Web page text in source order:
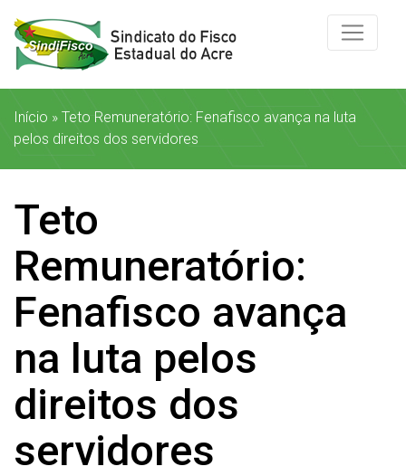
Início » Teto Remuneratório: Fenafisco avança na luta
pelos direitos dos servidores
Teto
Remuneratório:
Fenafisco avança
na luta pelos
direitos dos
servidores